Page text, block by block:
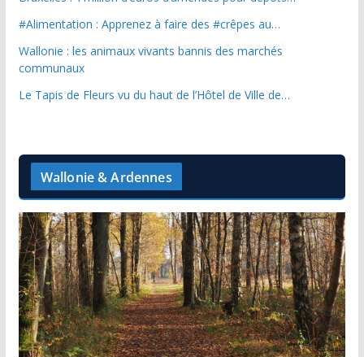
#Alimentation : Apprenez à faire des #crêpes au…
Wallonie : les animaux vivants bannis des marchés
communaux
Le Tapis de Fleurs vu du haut de l’Hôtel de Ville de…
Wallonie & Ardennes